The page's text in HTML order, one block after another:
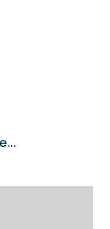
RankiaPro Funds Meeting Alicante: DJE Kapital, Swisscanto Asset Management, Tikehau Capital